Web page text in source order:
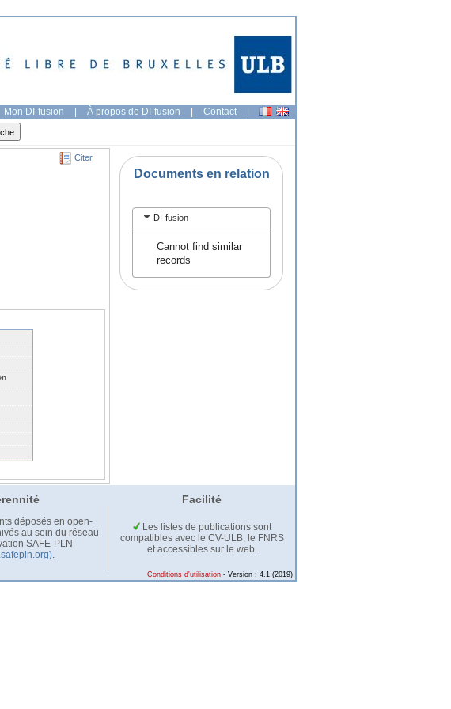
Mon DI-fusion | À propos de DI-fusion | Contact |
Citer
Documents en relation
DI-fusion
Cannot find similar
records
Facilité
déposés en open-
au sein du réseau
SAFE-PLN
.
Les listes de publications sont
compatibles avec le CV-ULB, le FNRS
et accessibles sur le web.
Conditions d'utilisation - Version : 4.1 (2019)